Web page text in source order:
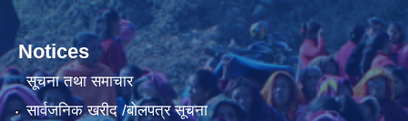
Notices
सूचना तथा समाचार
सार्वजनिक खरीद /बोलपत्र सूचना